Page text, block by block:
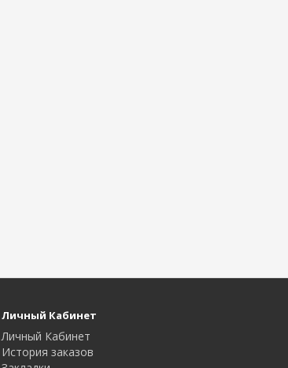
Личный Кабинет
Личный Кабинет
История заказов